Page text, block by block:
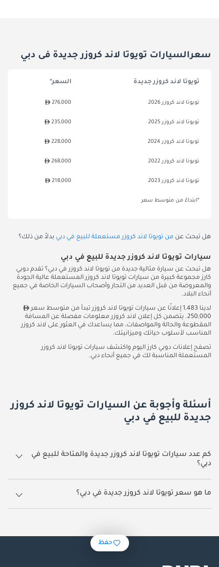
سعرالسيارات تويوتا لاند كروزر جديدة فى دبي
تويوتا لاند كروزر جديدة السعر*
تويوتا لاند كروزر 2026 276,000
تويوتا لاند كروزر 2025 235,000
تويوتا لاند كروزر 2024 228,000
تويوتا لاند كروزر 2022 268,000
تويوتا لاند كروزر 2023 218,000
*ابتداءً من متوسط سعر
هل تبحث عن من تويوتا لاند كروزر مستعملة للبيع في دبي بدلاً من ذلك؟
سيارات تويوتا لاند كروزر جديدة للبيع في دبي
هل تبحث عن سيارة مثالية جديدة من تويوتا لاند كروزر في دبي؟ تقدم دوبي
كارز مجموعة كبيرة من سيارات تويوتا لاند كروزر المستعملة عالية الجودة
والمعروضة من قبل العديد من التجار وأصحاب السيارات الخاصة في جميع
أنحاء البلاد.
لدينا 1,483 إعلانًا عن سيارات تويوتا لاند كروزر تبدأ من متوسط سعر
250,000. يتضمن كل إعلان لاند كروزر معلومات مفصلة عن المسافة
المقطوعة والحالة والمواصفات، مما يساعدك في العثور على لاند كروزر
المناسب لأسلوب حياتك وميزانيتك.
تصفح إعلانات دوبي كارز اليوم واكتشف سيارات تويوتا لاند كروزر
المستعملة المناسبة لك في جميع أنحاء دبي.
أسئلة وأجوبة عن السيارات تويوتا لاند كروزر
جديدة للبيع في دبي
كم عدد سيارات تويوتا لاند كروزر جديدة والمتاحة للبيع في
دبي؟
1,483 سيارة تويوتا لاند كروزر جديدة متوفرة للبيع في دبي.
ما هو سعر تويوتا لاند كروزر جديدة في دبي؟
يبدأ سعر سيارة تويوتا لاند كروزر جديدة في دبي 250,000.
حفظ